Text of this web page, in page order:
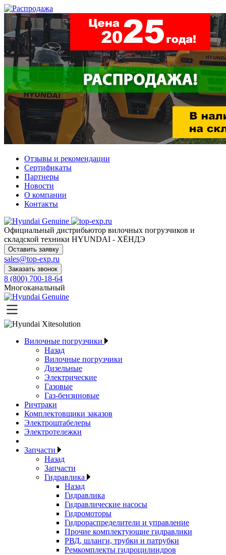
Отзывы и рекомендации
Сертификаты
Партнеры
Новости
О компании
Контакты
Официальный дистрибьютор вилочных погрузчиков и
складской техники HYUNDAI - ХЁНДЭ
Оставить заявку
sales@top-exp.ru
Заказать звонок
8 (800) 700-18-64
Многоканальный
Вилочные погрузчики
Назад
Вилочные погрузчики
Дизельные
Электрические
Газовые
Газ-бензиновые
Ричтраки
Комплектовщики заказов
Электроштабелеры
Электротележки
Запчасти
Назад
Запчасти
Гидравлика
Назад
Гидравлика
Гидравлические насосы
Гидромоторы
Гидрораспределители и управление
Прочие комплектующие гидравлики
РВД, шланги, трубки и патрубки
Ремкомплекты гидроцилиндров